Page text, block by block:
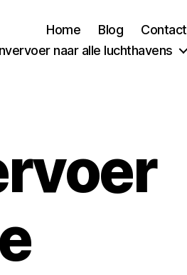
Home Blog
Contact
naar alle luchthavens